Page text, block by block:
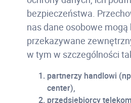
bezpieczeństwa.
nas dane osobowe mogą
przekazywane
w tym w szczególności
partnerzy handlowi
center),
przedsiębiorcy